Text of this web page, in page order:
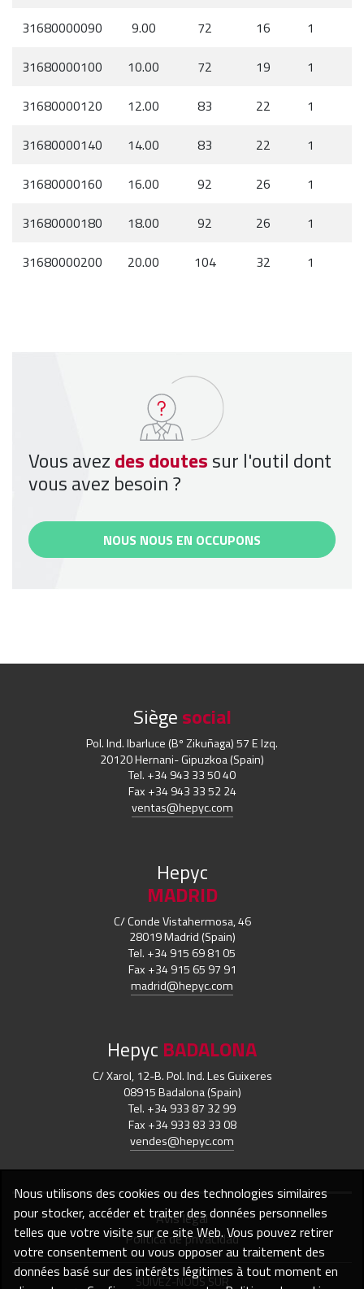
31680000090
9.00 72 16
1
31680000100
10.00 72 19
1
31680000120
12.00 83 22
1
31680000140
14.00 83 22
1
31680000160
16.00 92 26
1
31680000180
18.00 92 26
1
31680000200
20.00 104 32 1
Vous avezdes doutessur l'outil dont
vous avez besoin ?
NOUS NOUS EN OCCUPONS
Siègesocial
Pol. Ind. Ibarluce (Bº Zikuñaga) 57 E Izq.
20120 Hernani- Gipuzkoa (Spain)
Tel. +34 943 33 50 40
Fax +34 943 33 52 24
ventas@hepyc.com
Hepyc
MADRID
C/ Conde Vistahermosa, 46
28019 Madrid (Spain)
Tel. +34 915 69 81 05
Fax +34 915 65 97 91
madrid@hepyc.com
Hepyc BADALONA
C/ Xarol, 12-B. Pol. Ind. Les Guixeres
08915 Badalona (Spain)
Tel. +34 933 87 32 99
Fax +34 933 83 33 08
vendes@hepyc.com
Avis légal
Política de privacidad
SUIVEZ-NOUS SUR
Nous utilisons des cookies ou des technologies similaires
pour stocker, accéder et traiter des données personnelles
telles que votre visite sur ce site Web. Vous pouvez retirer
votre consentement ou vous opposer au traitement des
données basé sur des intérêts légitimes à tout moment en